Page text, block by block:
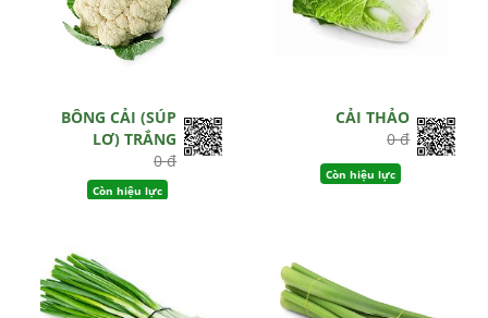
BÔNG CẢI (SÚP
LƠ) TRẮNG
0 đ
Còn hiệu lực
CẢI THẢO
0 đ
Còn hiệu lực